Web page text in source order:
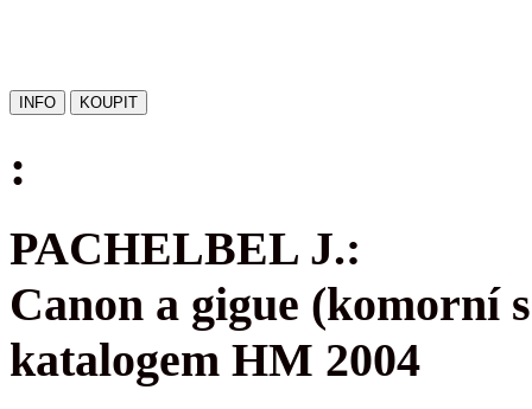
:
PACHELBEL J.:
Canon a gigue (komorní
katalogem HM 2004